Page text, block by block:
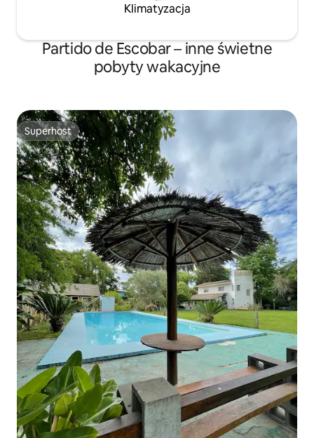
Klimatyzacja
Partido de Escobar – inne świetne
pobyty wakacyjne
Superhost
Superhost